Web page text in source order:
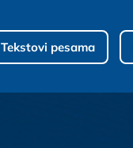
Tekstovi pesama